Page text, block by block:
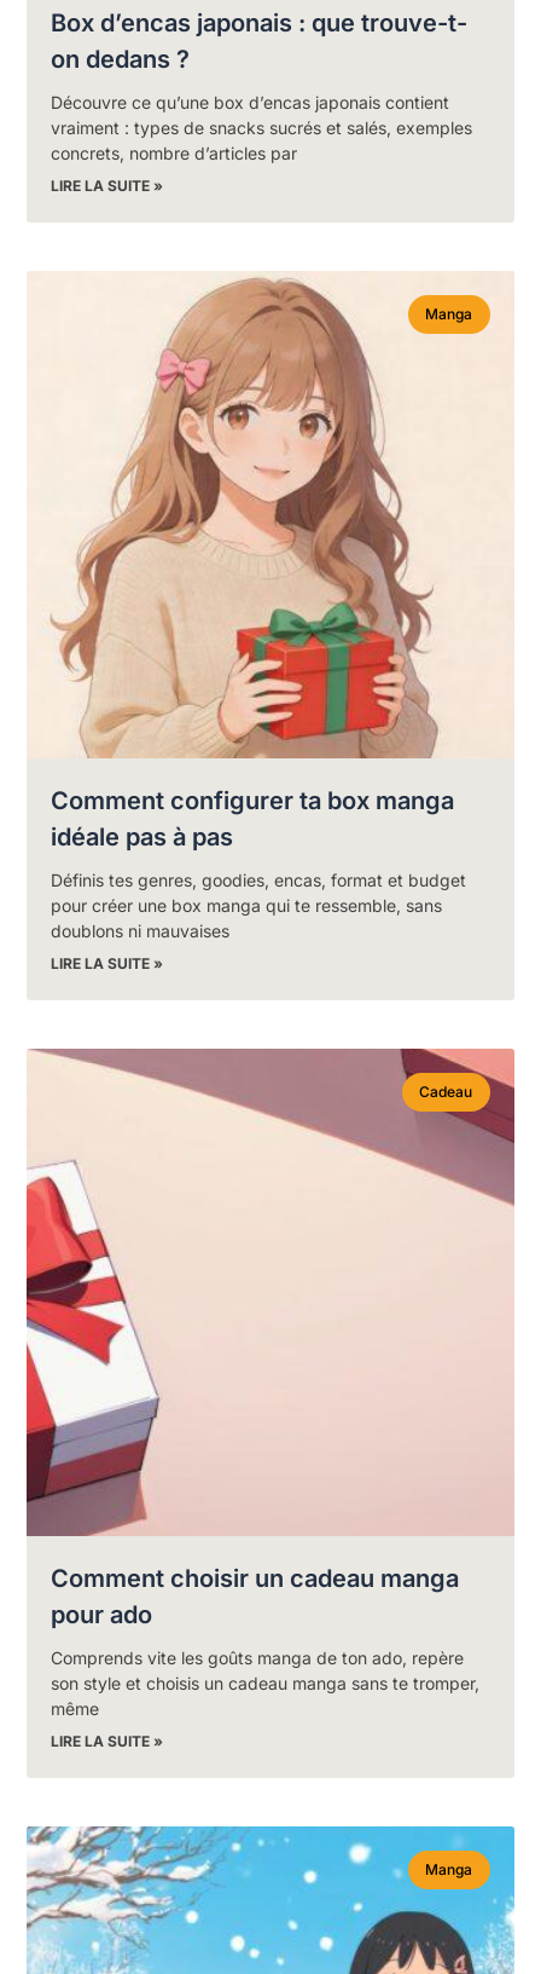
Box d’encas japonais : que trouve-t-
on dedans ?
Découvre ce qu’une box d’encas japonais contient
vraiment : types de snacks sucrés et salés, exemples
concrets, nombre d’articles par
LIRE LA SUITE »
Manga
Comment configurer ta box manga
idéale pas à pas
Définis tes genres, goodies, encas, format et budget
pour créer une box manga qui te ressemble, sans
doublons ni mauvaises
LIRE LA SUITE »
Cadeau
Comment choisir un cadeau manga
pour ado
Comprends vite les goûts manga de ton ado, repère
son style et choisis un cadeau manga sans te tromper,
même
LIRE LA SUITE »
Manga